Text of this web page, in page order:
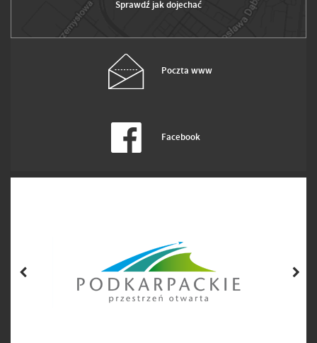
Sprawdź jak dojechać
Poczta www
Facebook